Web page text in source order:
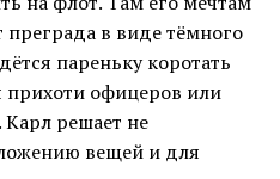
в виде тёмного
пареньку коротать
офицеров или
Карл решает не
вещей и для